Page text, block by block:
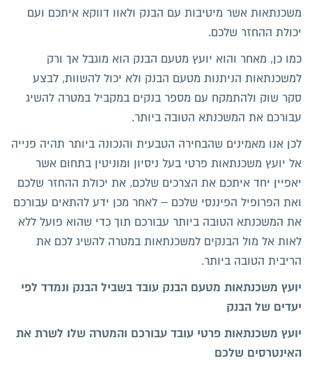
משכנתאות אשר מיטיבות עם הבנק ולאוו דווקא איתכם ועם
יכולת ההחזר שלכם.
כמו כן, מאחר והוא יועץ מטעם הבנק הוא מוגבל אך ורק
למשכנתאות הניתנות מטעם הבנק ולא יכול להשוות, לבצע
סקר שוק ולהתמקח עם מספר בנקים במקביל במטרה להשיג
עבורכם את המשכנתא הטובה ביותר.
לכן אנו מאמינים שהבחירה הטבעית והנכונה ביותר תהיה פנייה
אל יועץ משכנתאות פרטי בעל ניסיון ומוניטין בתחום אשר
יאפיין יחד איתכם את הצרכים שלכם, את יכולת ההחזר שלכם
ואת הפרופיל הפיננסי שלכם – לאחר מכן ידע להתאים עבורכם
את המשכנתא הטובה ביותר עבורכם תוך כדי שהוא פועל ללא
לאות אל מול הבנקים למשכנתאות במטרה להשיג לכם את
הריבית הטובה ביותר.
יועץ משכנתאות מטעם הבנק עובד בשביל הבנק ונמדד לפי
יעדים של הבנק
יועץ משכנתאות פרטי עובד עבורכם והמטרה שלו לשרת את
האינטרסים שלכם